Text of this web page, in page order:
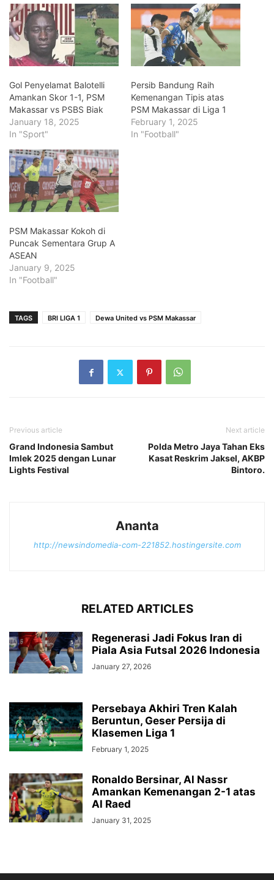
Gol Penyelamat Balotelli
Amankan Skor 1-1, PSM
Makassar vs PSBS Biak
January 18, 2025
In "Sport"
Persib Bandung Raih
Kemenangan Tipis atas
PSM Makassar di Liga 1
February 1, 2025
In "Football"
PSM Makassar Kokoh di
Puncak Sementara Grup A
ASEAN
January 9, 2025
In "Football"
TAGS BRI LIGA 1 Dewa United vs PSM Makassar
Previous article
Grand Indonesia Sambut
Imlek 2025 dengan Lunar
Lights Festival
Next article
Polda Metro Jaya Tahan Eks
Kasat Reskrim Jaksel, AKBP
Bintoro.
Ananta
http://newsindomedia-com-221852.hostingersite.com
RELATED ARTICLES
Regenerasi Jadi Fokus Iran di
Piala Asia Futsal 2026 Indonesia
January 27, 2026
Persebaya Akhiri Tren Kalah
Beruntun, Geser Persija di
Klasemen Liga 1
February 1, 2025
Ronaldo Bersinar, Al Nassr
Amankan Kemenangan 2-1 atas
Al Raed
January 31, 2025